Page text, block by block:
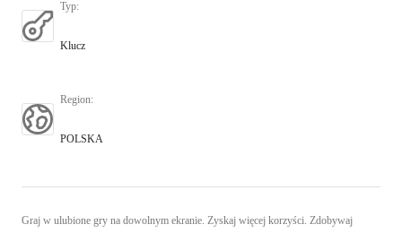
Typ:
Klucz
Region:
POLSKA
Graj w ulubione gry na dowolnym ekranie. Zyskaj więcej korzyści. Zdobywaj